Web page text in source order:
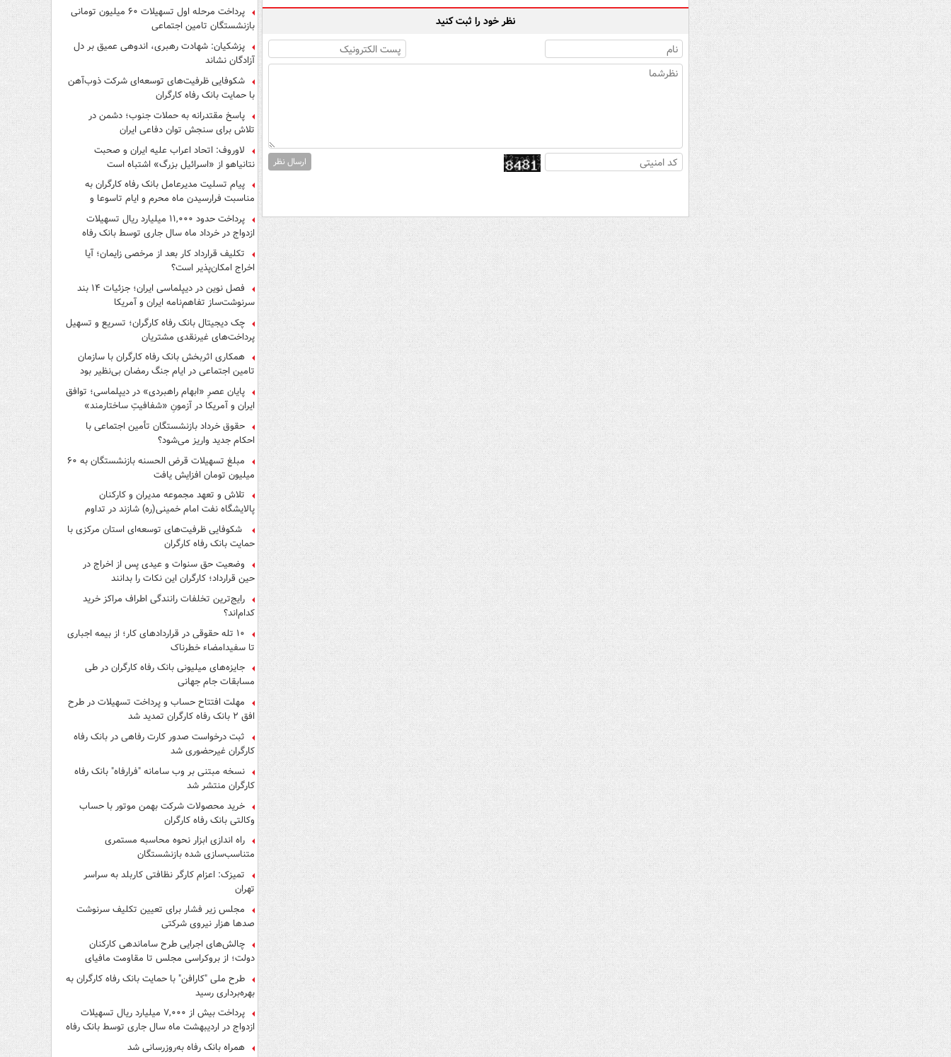
نظر خود را ثبت کنید
ارسال نظر
پرداخت مرحله اول تسهیلات ۶۰ میلیون تومانی
بازنشستگان تامین اجتماعی
پزشکیان: شهادت رهبری، اندوهی عمیق بر دل
آزادگان نشاند
شکوفایی ظرفیت‌های توسعه‌ای شرکت ذوب‌آهن
با حمایت‌ بانک رفاه کارگران
پاسخ مقتدرانه به حملات جنوب؛ دشمن در
تلاش برای سنجش توان دفاعی ایران
لاوروف: اتحاد اعراب علیه ایران و صحبت
نتانیاهو از «اسرائیل بزرگ» اشتباه است
پیام تسلیت مدیرعامل بانک رفاه کارگران به
مناسبت فرارسیدن ماه محرم و ایام تاسوعا و
عاشورای حسینی
پرداخت حدود ۱۱,۰۰۰ میلیارد ریال تسهیلات
ازدواج در خرداد ماه سال جاری توسط بانک رفاه
کارگران
تکلیف قرارداد کار بعد از مرخصی زایمان؛ آیا
اخراج امکان‌پذیر است؟
فصل نوین در دیپلماسی ایران؛ جزئیات ۱۴ بند
سرنوشت‌ساز تفاهم‌نامه ایران و آمریکا
چک دیجیتال بانک رفاه کارگران؛ تسریع و تسهیل
پرداخت‌های غیرنقدی مشتریان
همکاری اثربخش بانک رفاه کارگران با سازمان
تامین اجتماعی در ایام جنگ رمضان بی‌نظیر بود
پایان عصرِ «ابهام راهبردی» در دیپلماسی؛ توافق
ایران و آمریکا در آزمونِ «شفافیتِ ساختارمند»
حقوق خرداد بازنشستگان تأمین اجتماعی با
احکام جدید واریز می‌شود؟
مبلغ تسهیلات قرض الحسنه بازنشستگان به ۶۰
میلیون تومان افزایش یافت
تلاش و تعهد مجموعه مدیران و کارکنان
پالایشگاه نفت امام خمینی(ره) شازند در تداوم
تولید در ایام جنگ رمضان، شایسته قدردانی است
شکوفایی ظرفیت‌های توسعه‌ای استان مرکزی با
حمایت بانک رفاه کارگران
وضعیت حق سنوات و عیدی پس از اخراج در
حین قرارداد؛ کارگران این نکات را بدانند
رایج‌ترین تخلفات رانندگی اطراف مراکز خرید
کدام‌اند؟
۱۰ تله حقوقی در قراردادهای کار؛ از بیمه اجباری
تا سفیدامضاء خطرناک
جایزه‌های میلیونی بانک رفاه کارگران در طی
مسابقات جام جهانی
مهلت افتتاح حساب و پرداخت تسهیلات در طرح
افق ۲ بانک رفاه کارگران تمدید شد
ثبت درخواست صدور کارت رفاهی در بانک رفاه
کارگران غیرحضوری شد
نسخه مبتنی بر وب سامانه "فرارفاه" بانک رفاه
کارگران منتشر شد
خرید محصولات شرکت بهمن موتور با حساب
وکالتی بانک رفاه کارگران
راه اندازی ابزار نحوه محاسبه مستمری
متناسب‌سازی شده بازنشستگان
تمیزک: اعزام کارگر نظافتی کاربلد به سراسر
تهران
مجلس زیر فشار برای تعیین تکلیف سرنوشت
صدها هزار نیروی شرکتی
چالش‌های اجرایی طرح ساماندهی کارکنان
دولت؛ از بروکراسی مجلس تا مقاومت مافیای
واسطه‌گری
طرح ملی "کارافن" با حمایت بانک رفاه کارگران به
بهره‌برداری رسید
پرداخت بیش از ۷,۰۰۰ میلیارد ریال تسهیلات
ازدواج در اردیبهشت ماه سال جاری توسط بانک رفاه
کارگران
همراه بانک رفاه به‌روزرسانی شد